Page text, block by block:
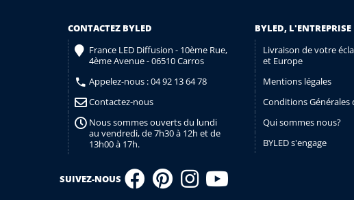
CONTACTEZ BYLED
France LED Diffusion - 10ème Rue,
4ème Avenue - 06510 Carros
Appelez-nous :04 92 13 64 78
Contactez-nous
Nous sommes ouverts du lundi
au vendredi, de 7h30 à 12h et de
13h00 à 17h.
BYLED,
Livraison de votre
et Europe
Mentions légales
Conditions Générales
Qui sommes nous?
BYLED s'engage
SUIVEZ-NOUS